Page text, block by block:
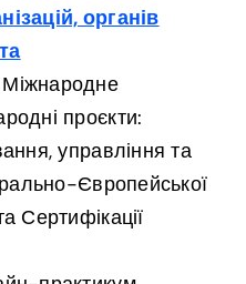
органів
Міжнародне
проєкти:
управління та
Європейської
Сертифікації